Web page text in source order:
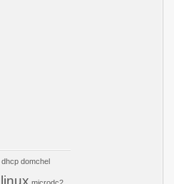
dhcp domchel
linux